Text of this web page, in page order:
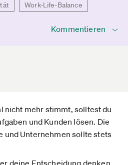
Work-Life-Balance
Kommentieren
nicht mehr stimmt, solltest du
und Kunden lösen. Die
und Unternehmen sollte stets
deine Entscheidung denken,